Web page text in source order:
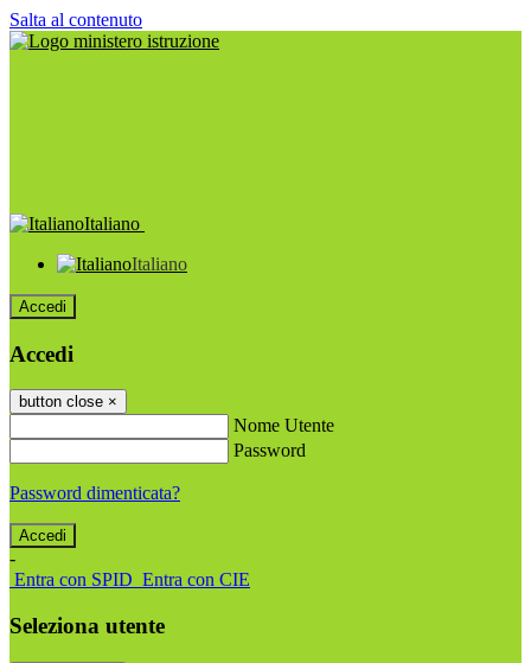
Salta al contenuto
Italiano
Italiano
Accedi
Accedi
button close ×
Nome Utente
Password
Password dimenticata?
-
Entra con SPID Entra con CIE
Seleziona utente